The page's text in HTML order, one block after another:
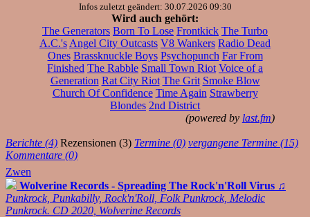
Infos zuletzt geändert: 30.07.2026 09:30
Wird auch gehört:
The Generators Born To Lose Frontkick The Turbo
A.C.'s Angel City Outcasts V8 Wankers Radio Dead
Ones Brassknuckle Boys Psychopunch Far From
Finished The Rabble Small Town Riot Voice of a
Generation Rat City Riot The Grit Smoke Blow
Church Of Confidence Time Again Strawberry
Blondes 2nd District
(powered by last.fm)
Berichte (4) Rezensionen (3) Termine (0) vergangene Termine (15)
Kommentare (0)
Zwen
Wolverine Records - Spreading The Rock'n'Roll Virus ♫
Punkrock, Punkabilly, Rock'n'Roll, Folk Punkrock, Melodic
Punkrock. CD 2020, Wolverine Records